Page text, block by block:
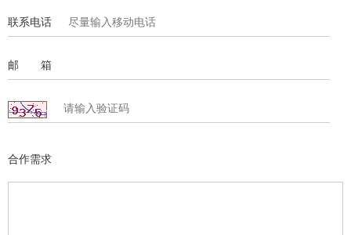
联系电话
邮 箱
合作需求